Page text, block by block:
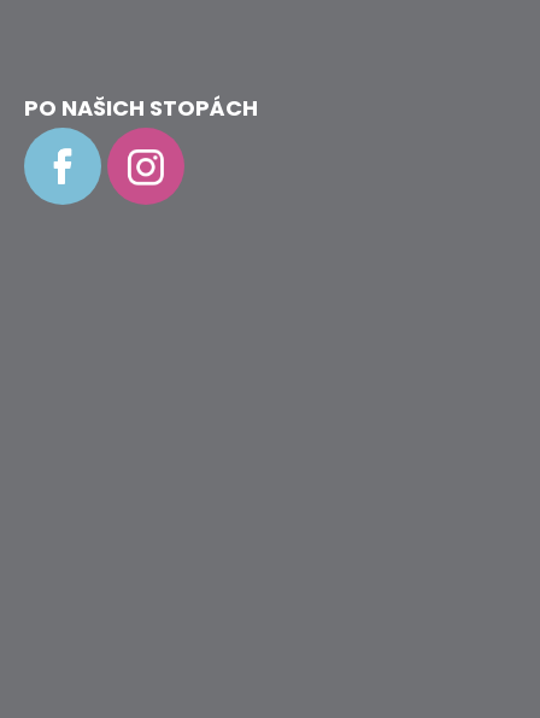
PO NAŠICH STOPÁCH